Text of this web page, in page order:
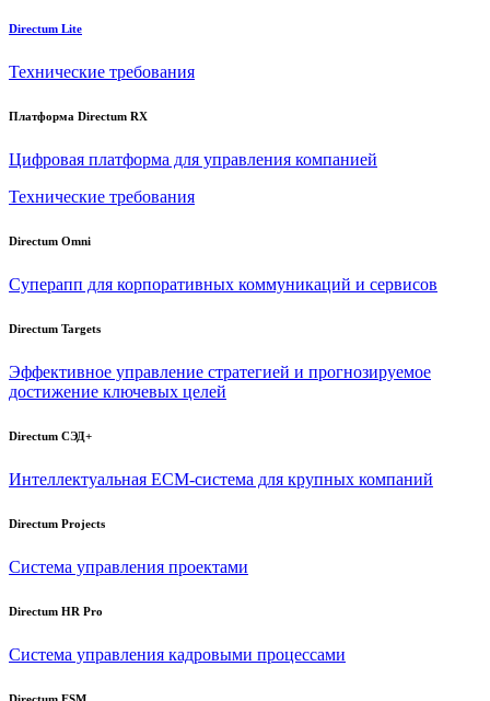
Directum Lite
Технические требования
Платформа Directum RX
Цифровая платформа для управления компанией
Технические требования
Directum Omni
Суперапп для корпоративных коммуникаций и сервисов
Directum Targets
Эффективное управление стратегией и прогнозируемое
достижение ключевых целей
Directum СЭД+
Интеллектуальная ECM-система для крупных компаний
Directum Projects
Система управления проектами
Directum HR Pro
Система управления кадровыми процессами